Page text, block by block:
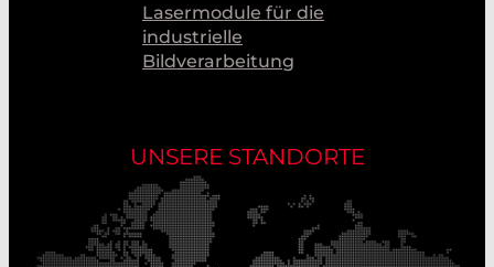
Lasermodule für die
industrielle
Bildverarbeitung
UNSERE STANDORTE